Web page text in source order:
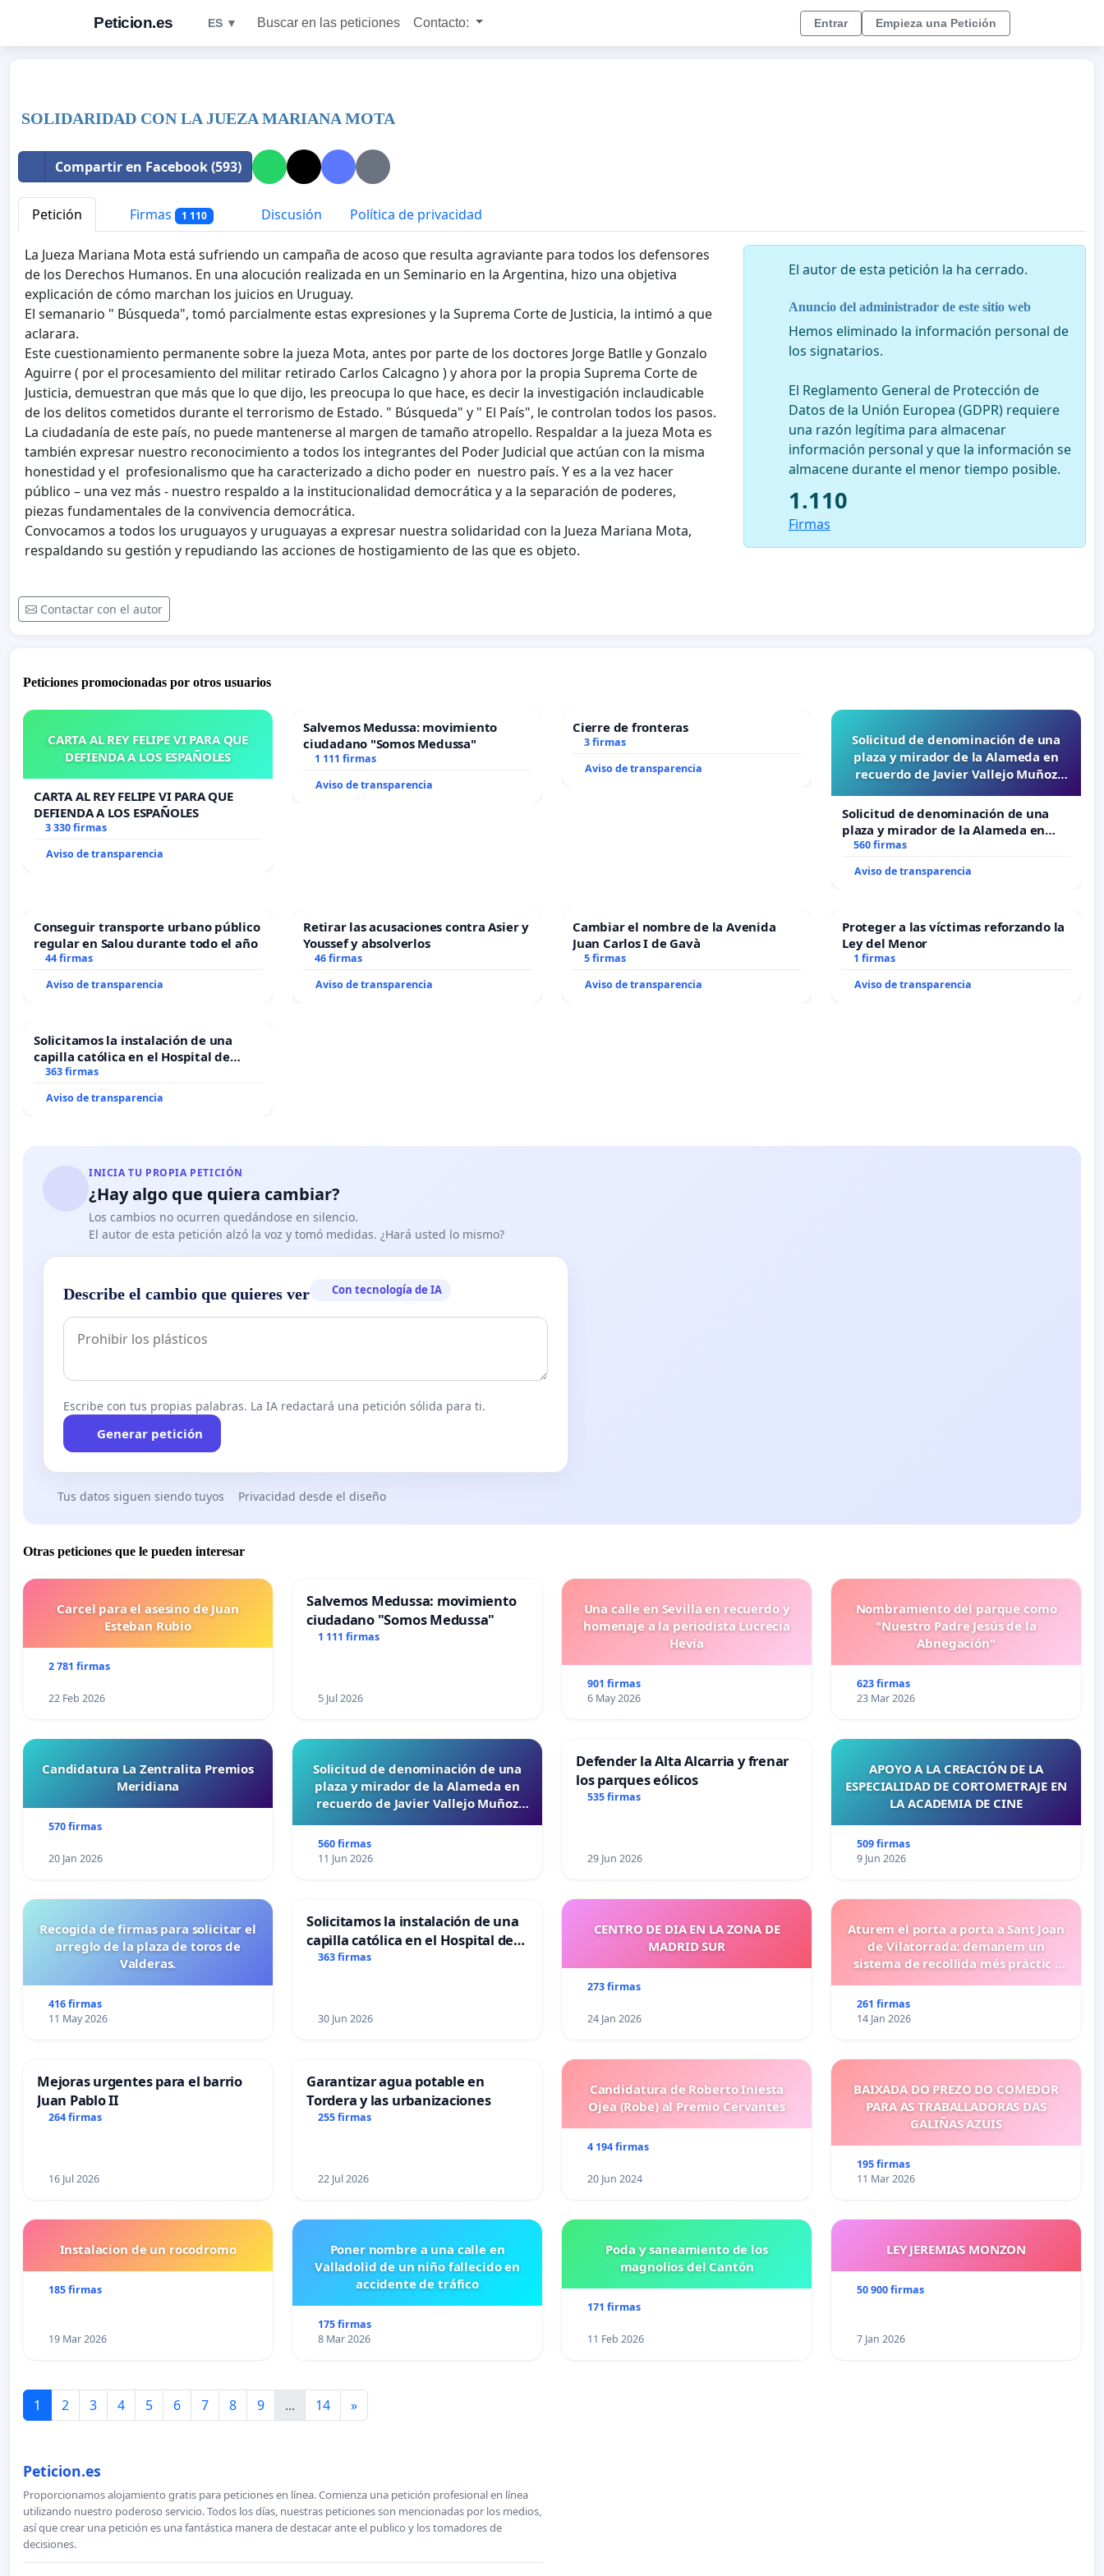
Peticion.es ES ▼ Buscar en las peticiones Contacto: Entrar Empieza una Petición
SOLIDARIDAD CON LA JUEZA MARIANA MOTA
Compartir en Facebook (593)
Petición Firmas 1 110 Discusión Política de privacidad
La Jueza Mariana Mota está sufriendo un campaña de acoso que resulta agraviante para todos los defensores
de los Derechos Humanos. En una alocución realizada en un Seminario en la Argentina, hizo una objetiva
explicación de cómo marchan los juicios en Uruguay.
El semanario " Búsqueda", tomó parcialmente estas expresiones y la Suprema Corte de Justicia, la intimó a que
aclarara.
Este cuestionamiento permanente sobre la jueza Mota, antes por parte de los doctores Jorge Batlle y Gonzalo
Aguirre ( por el procesamiento del militar retirado Carlos Calcagno ) y ahora por la propia Suprema Corte de
Justicia, demuestran que más que lo que dijo, les preocupa lo que hace, es decir la investigación inclaudicable
de los delitos cometidos durante el terrorismo de Estado. " Búsqueda" y " El País", le controlan todos los pasos.
La ciudadanía de este país, no puede mantenerse al margen de tamaño atropello. Respaldar a la jueza Mota es
también expresar nuestro reconocimiento a todos los integrantes del Poder Judicial que actúan con la misma
honestidad y el profesionalismo que ha caracterizado a dicho poder en nuestro país. Y es a la vez hacer
público – una vez más - nuestro respaldo a la institucionalidad democrática y a la separación de poderes,
piezas fundamentales de la convivencia democrática.
Convocamos a todos los uruguayos y uruguayas a expresar nuestra solidaridad con la Jueza Mariana Mota,
respaldando su gestión y repudiando las acciones de hostigamiento de las que es objeto.
Contactar con el autor
El autor de esta petición la ha cerrado.
Anuncio del administrador de este sitio web
Hemos eliminado la información personal de
los signatarios.
El Reglamento General de Protección de
Datos de la Unión Europea (GDPR) requiere
una razón legítima para almacenar
información personal y que la información se
almacene durante el menor tiempo posible.
1.110
Firmas
Peticiones promocionadas por otros usuarios
CARTA AL REY FELIPE VI PARA QUE
DEFIENDA A LOS ESPAÑOLES
CARTA AL REY FELIPE VI PARA QUE
DEFIENDA A LOS ESPAÑOLES
3 330 firmas
Aviso de transparencia
Salvemos Medussa: movimiento
ciudadano "Somos Medussa"
1 111 firmas
Aviso de transparencia
Cierre de fronteras
3 firmas
Aviso de transparencia
Solicitud de denominación de una
plaza y mirador de la Alameda en
recuerdo de Javier Vallejo Muñoz
Solicitud de denominación de una
plaza y mirador de la Alameda en
recuerdo de Javier Vallejo Muñoz
560 firmas
Aviso de transparencia
Conseguir transporte urbano público
regular en Salou durante todo el año
44 firmas
Aviso de transparencia
Retirar las acusaciones contra Asier y
Youssef y absolverlos
46 firmas
Aviso de transparencia
Cambiar el nombre de la Avenida
Juan Carlos I de Gavà
5 firmas
Aviso de transparencia
Proteger a las víctimas reforzando la
Ley del Menor
1 firmas
Aviso de transparencia
Solicitamos la instalación de una
capilla católica en el Hospital de
Alcañiz
363 firmas
Aviso de transparencia
INICIA TU PROPIA PETICIÓN
¿Hay algo que quiera cambiar?
Los cambios no ocurren quedándose en silencio.
El autor de esta petición alzó la voz y tomó medidas. ¿Hará usted lo mismo?
Describe el cambio que quieres ver Con tecnología de IA
Escribe con tus propias palabras. La IA redactará una petición sólida para ti.
Generar petición
Tus datos siguen siendo tuyos Privacidad desde el diseño
Otras peticiones que le pueden interesar
Carcel para el asesino de Juan
Esteban Rubio
2 781 firmas
22 Feb 2026
Salvemos Medussa: movimiento
ciudadano "Somos Medussa"
1 111 firmas
5 Jul 2026
Una calle en Sevilla en recuerdo y
homenaje a la periodista Lucrecia
Hevia
901 firmas
6 May 2026
Nombramiento del parque como
"Nuestro Padre Jesús de la
Abnegación"
623 firmas
23 Mar 2026
Candidatura La Zentralita Premios
Meridiana
570 firmas
20 Jan 2026
Solicitud de denominación de una
plaza y mirador de la Alameda en
recuerdo de Javier Vallejo Muñoz
560 firmas
11 Jun 2026
Defender la Alta Alcarria y frenar
los parques eólicos
535 firmas
29 Jun 2026
APOYO A LA CREACIÓN DE LA
ESPECIALIDAD DE CORTOMETRAJE EN
LA ACADEMIA DE CINE
509 firmas
9 Jun 2026
Recogida de firmas para solicitar el
arreglo de la plaza de toros de
Valderas.
416 firmas
11 May 2026
Solicitamos la instalación de una
capilla católica en el Hospital de
Alcañiz
363 firmas
30 Jun 2026
CENTRO DE DIA EN LA ZONA DE
MADRID SUR
273 firmas
24 Jan 2026
Aturem el porta a porta a Sant Joan
de Vilatorrada: demanem un
sistema de recollida més pràctic i
261 firmas
14 Jan 2026
Mejoras urgentes para el barrio
Juan Pablo II
264 firmas
16 Jul 2026
Garantizar agua potable en
Tordera y las urbanizaciones
255 firmas
22 Jul 2026
Candidatura de Roberto Iniesta
Ojea (Robe) al Premio Cervantes
4 194 firmas
20 Jun 2024
BAIXADA DO PREZO DO COMEDOR
PARA AS TRABALLADORAS DAS
GALIÑAS AZUIS
195 firmas
11 Mar 2026
Instalacion de un rocodromo
185 firmas
19 Mar 2026
Poner nombre a una calle en
Valladolid de un niño fallecido en
accidente de tráfico
175 firmas
8 Mar 2026
Poda y saneamiento de los
magnolios del Cantón
171 firmas
11 Feb 2026
LEY JEREMIAS MONZON
50 900 firmas
7 Jan 2026
1 2 3 4 5 6 7 8 9 ... 14 »
Peticion.es
Proporcionamos alojamiento gratis para peticiones en línea. Comienza una petición profesional en línea
utilizando nuestro poderoso servicio. Todos los días, nuestras peticiones son mencionadas por los medios,
así que crear una petición es una fantástica manera de destacar ante el publico y los tomadores de
decisiones.